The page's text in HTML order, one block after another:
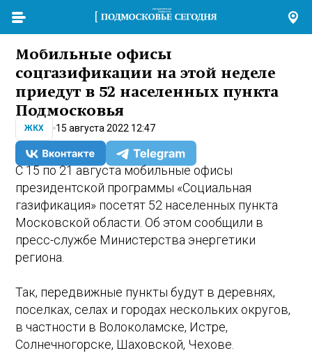
Мобильные офисы
соцгазификации на этой неделе
приедут в 52 населенных пункта
Подмосковья
ЖКХ 15 августа 2022 12:47
С 15 по 21 августа мобильные офисы
президентской программы «Социальная
газификация» посетят 52 населенных пункта
Московской области. Об этом сообщили в
пресс-службе Министерства энергетики
региона.
Так, передвижные пункты будут в деревнях,
поселках, селах и городах нескольких округов,
в частности в Волоколамске, Истре,
Солнечногорске, Шаховской, Чехове.